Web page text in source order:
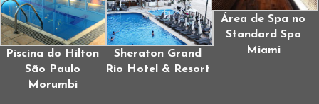
Piscina do Hilton
São Paulo
Morumbi
Sheraton Grand
Rio Hotel & Resort
Área de Spa no
Standard Spa
Miami